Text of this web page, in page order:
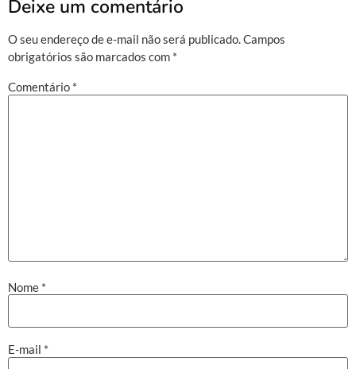
Deixe um comentário
O seu endereço de e-mail não será publicado.Campos
obrigatórios são marcados com *
Comentário *
Nome *
E-mail *